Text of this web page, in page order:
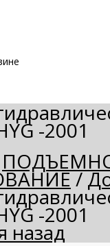
-2001
/
-2001
назад